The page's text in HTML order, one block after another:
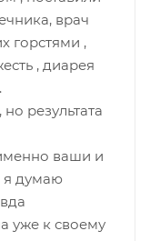
врач
горстями ,
, диарея
результата
ваши и
я думаю
уже к своему